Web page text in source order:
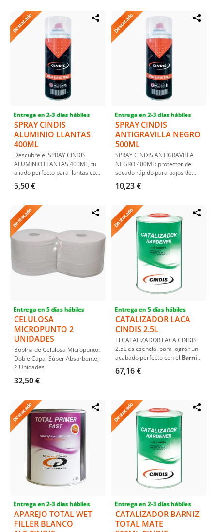
variedad de superficies.
Destacado
Entrega en 2-3 días hábiles
SPRAY CINDIS
ALUMINIO LLANTAS
400ML
Descubre el SPRAY CINDIS
ALUMINIO LLANTAS 400ML, tu
aliado perfecto para llantas con
un acabado impecable. Este
esmalte acrílico de alta calidad
necesidad de barniz, ideal para
reparar y embellecer llantas y
partes de carrocería.
Transforma tus llantas en
minutos con su fácil aplicación
5,50 €
Destacado
Entrega en 2-3 días hábiles
SPRAY CINDIS
ANTIGRAVILLA NEGRO
500ML
SPRAY CINDIS ANTIGRAVILLA
NEGRO 400ML: protector de
secado rápido para bajos de
vehículos, resistente a la
abrasión y corrosión, ideal para
cobertura, repintable y
ecológico.
10,23 €
Destacado
Entrega en 5 días hábiles
CELULOSA
MICROPUNTO 2
UNIDADES
Bobina de Celulosa Micropunto:
Doble Capa, Súper Absorbente,
2 Unidades
32,50 €
Destacado
Entrega en 5 días hábiles
CATALIZADOR LACA
CINDIS 2.5L
El CATALIZADOR LACA CINDIS
2.5L es esencial para lograr un
acabado perfecto con el Barniz
Laca Antiscratch HS Cindis
Disponible en versiones de
condiciones ambientales,
asegurando un resultado
impecable cuando semezcla en
proporción 2:1
67,16 €
Destacado
Entrega en 2-3 días hábiles
APAREJO TOTAL WET
FILLER BLANCO
Destacado
Entrega en 2-3 días hábiles
CATALIZADOR BARNIZ
TOTAL MATE